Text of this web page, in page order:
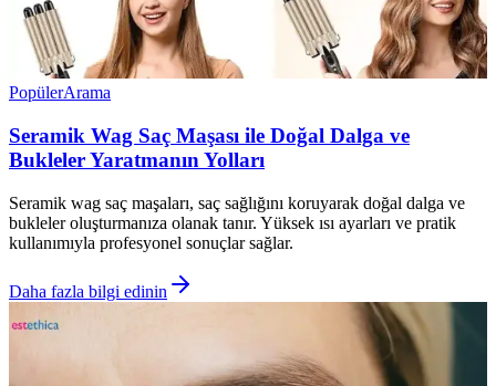
PopülerArama
Seramik Wag Saç Maşası ile Doğal Dalga ve
Bukleler Yaratmanın Yolları
Seramik wag saç maşaları, saç sağlığını koruyarak doğal dalga ve
bukleler oluşturmanıza olanak tanır. Yüksek ısı ayarları ve pratik
kullanımıyla profesyonel sonuçlar sağlar.
Daha fazla bilgi edinin